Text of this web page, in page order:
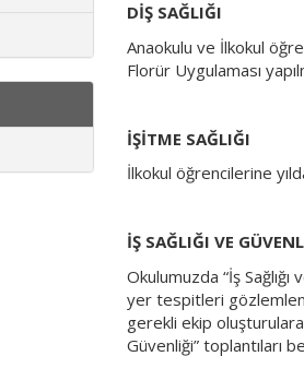
DİŞ SAĞLIĞI
Anaokulu ve İlkokul
Florür Uygulaması
İŞİTME SAĞLIĞI
İlkokul öğrencilerine
İŞ SAĞLIĞI VE
Okulumuzda “İş
yer tespitleri
gerekli ekip
Güvenliği” toplantıları